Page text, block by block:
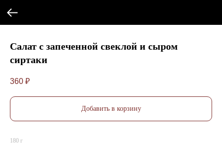
Салат с запеченной свеклой и сыром
сиртаки
360 ₽
Добавить в корзину
180 г